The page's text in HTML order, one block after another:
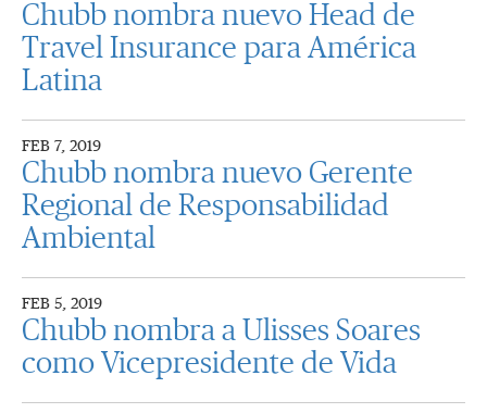
Chubb nombra nuevo Head de
Travel Insurance para América
Latina
FEB 7, 2019
Chubb nombra nuevo Gerente
Regional de Responsabilidad
Ambiental
FEB 5, 2019
Chubb nombra a Ulisses Soares
como Vicepresidente de Vida